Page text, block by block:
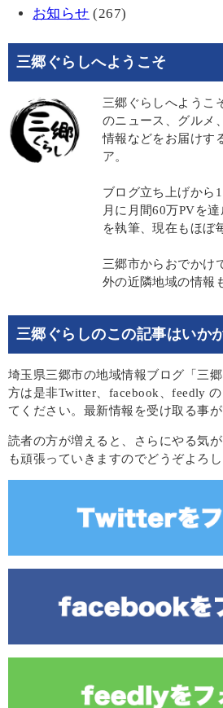
お知らせ (267)
三郷ぐらしへようこそ
三郷ぐらしへようこ
のニュース、グルメ
情報などをお届けす
ア。
ブログ立ち上げから
月に月間60万PVを
を執筆、現在もほぼ
三郷市からおでかけ
外の近隣地域の情報
三郷ぐらしのこの記事はいか
埼玉県三郷市の地域情報ブログ「三
方は是非Twitter、facebook、feedly
てください。最新情報を受け取る事が
読者の方が増えると、さらにやる気
も頑張っていきますのでどうぞよろ